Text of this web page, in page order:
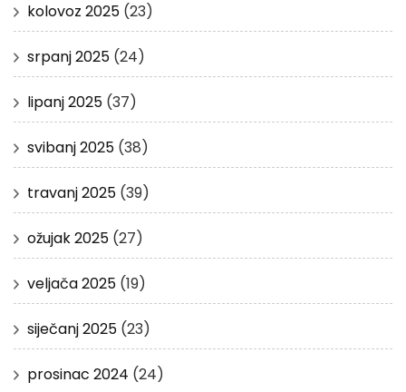
kolovoz 2025 (23)
srpanj 2025 (24)
lipanj 2025 (37)
svibanj 2025 (38)
travanj 2025 (39)
ožujak 2025 (27)
veljača 2025 (19)
siječanj 2025 (23)
prosinac 2024 (24)